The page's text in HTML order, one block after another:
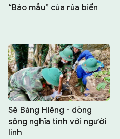
“Bảo mẫu” của rùa biển
Sê Băng Hiêng - dòng
sông nghĩa tình với người
lính